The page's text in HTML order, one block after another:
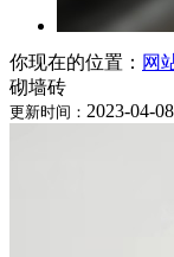
你现在的位置： 网
砌墙砖
更新时间： 2023-04-